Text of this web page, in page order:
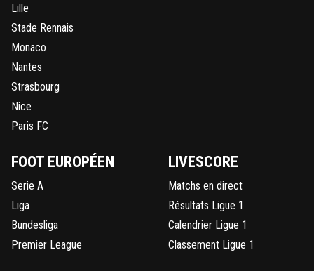
Lille
Stade Rennais
Monaco
Nantes
Strasbourg
Nice
Paris FC
FOOT EUROPÉEN
Serie A
Liga
Bundesliga
Premier League
LIVESCORE
Matchs en direct
Résultats Ligue 1
Calendrier Ligue 1
Classement Ligue 1